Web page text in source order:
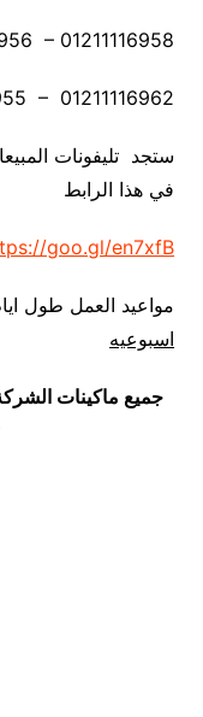
– 01211116958
– 01211116962
ستجد تليفونات
في هذا الرابط
goo.gl/en7xfB
مواعيد العمل طول
اسبوعيه
جميع ماكينات